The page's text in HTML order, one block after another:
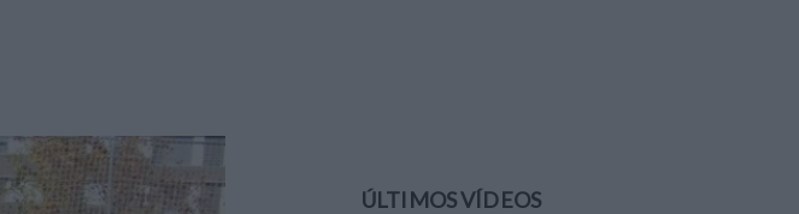
ÚLTIMOS VÍDEOS